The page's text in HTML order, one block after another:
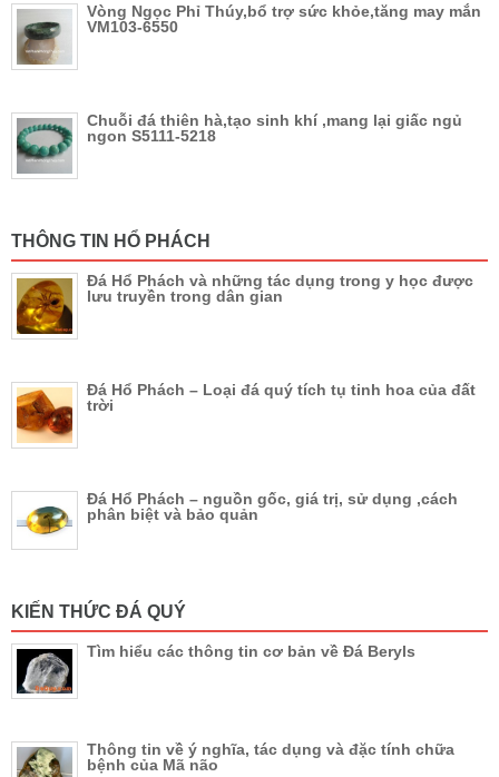
Vòng Ngọc Phỉ Thúy,bổ trợ sức khỏe,tăng may mắn
VM103-6550
Chuỗi đá thiên hà,tạo sinh khí ,mang lại giấc ngủ
ngon S5111-5218
THÔNG TIN HỔ PHÁCH
Đá Hổ Phách và những tác dụng trong y học được
lưu truyền trong dân gian
Đá Hổ Phách – Loại đá quý tích tụ tinh hoa của đất
trời
Đá Hổ Phách – nguồn gốc, giá trị, sử dụng ,cách
phân biệt và bảo quản
KIẾN THỨC ĐÁ QUÝ
Tìm hiểu các thông tin cơ bản về Đá Beryls
Thông tin về ý nghĩa, tác dụng và đặc tính chữa
bệnh của Mã não